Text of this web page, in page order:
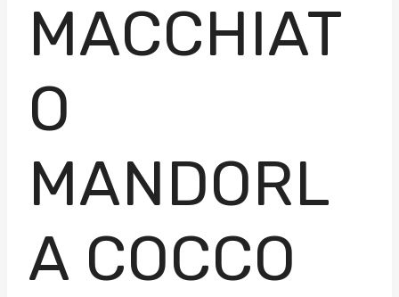
MACCHIAT
O
MANDORL
A COCCO